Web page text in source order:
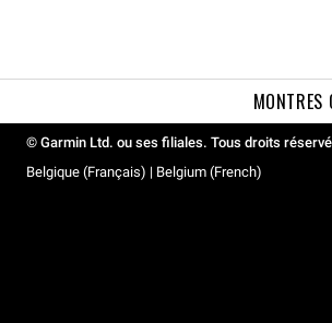
MONTRES
© Garmin Ltd. ou ses filiales. Tous droits
Belgique (Français) | Belgium (French)